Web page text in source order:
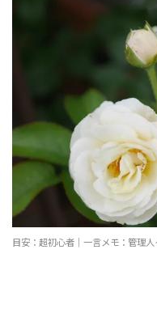
目安：超初心者｜一言メモ：管理